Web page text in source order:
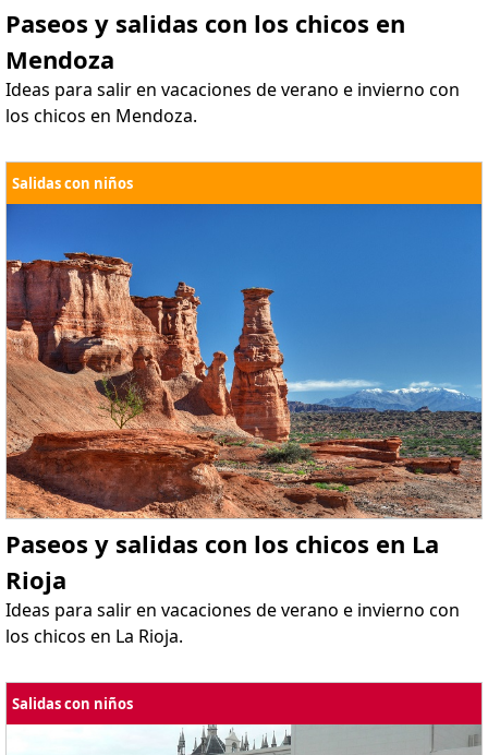
Paseos y salidas con los chicos en
Mendoza
Ideas para salir en vacaciones de verano e invierno con
los chicos en Mendoza.
Salidas con niños
Paseos y salidas con los chicos en La
Rioja
Ideas para salir en vacaciones de verano e invierno con
los chicos en La Rioja.
Salidas con niños